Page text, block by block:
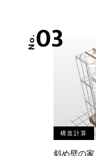
No.03
構造計算
斜め壁の家